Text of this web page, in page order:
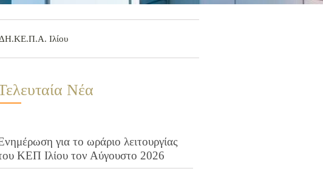
ΔΗ.ΚΕ.Π.Α. Ιλίου
Νέα
για το ωράριο λειτουργίας
ΚΕΠ Ιλίου τον Αύγουστο 2026